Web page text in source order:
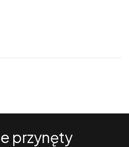
przynęty